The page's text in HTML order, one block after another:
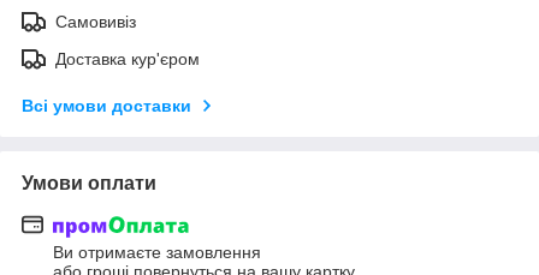
Самовивіз
Доставка кур'єром
Всі умови доставки
Умови оплати
Ви отримаєте замовлення